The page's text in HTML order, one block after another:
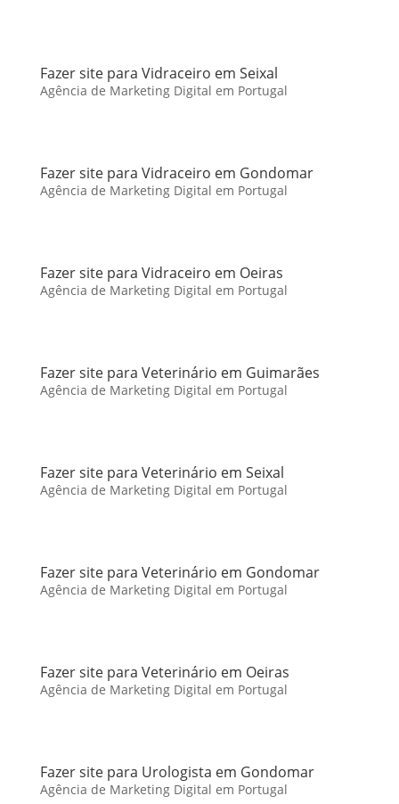
Fazer site para Vidraceiro em Seixal
Agência de Marketing Digital em Portugal
Fazer site para Vidraceiro em Gondomar
Agência de Marketing Digital em Portugal
Fazer site para Vidraceiro em Oeiras
Agência de Marketing Digital em Portugal
Fazer site para Veterinário em Guimarães
Agência de Marketing Digital em Portugal
Fazer site para Veterinário em Seixal
Agência de Marketing Digital em Portugal
Fazer site para Veterinário em Gondomar
Agência de Marketing Digital em Portugal
Fazer site para Veterinário em Oeiras
Agência de Marketing Digital em Portugal
Fazer site para Urologista em Gondomar
Agência de Marketing Digital em Portugal